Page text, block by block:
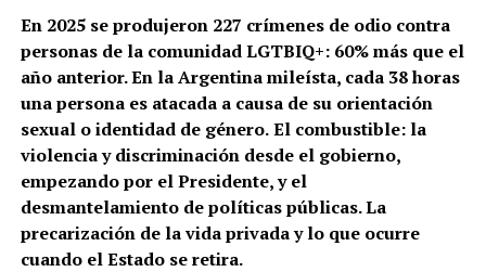
En 2025 se produjeron 227 crímenes de odio contra
personas de la comunidad LGTBIQ+: 60% más que el
año anterior. En la Argentina mileísta, cada 38 horas
una persona es atacada a causa de su orientación
sexual o identidad de género.El combustible: la
violencia y discriminación desde el gobierno,
empezando por el Presidente, y el
desmantelamiento de políticas públicas. La
precarización de la vida privada y lo que ocurre
cuando el Estado se retira.